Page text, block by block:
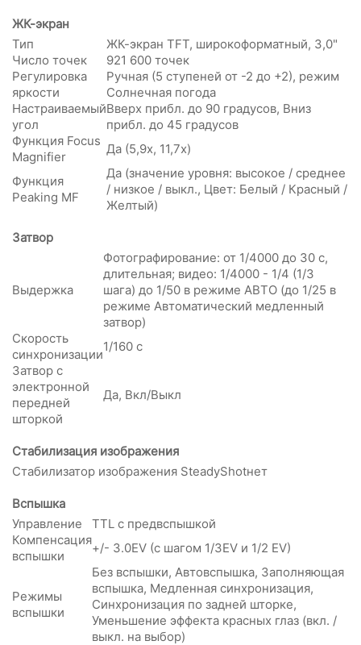
ЖК-экран
Тип
ЖК-экран TFT, широкоформатный, 3,0"
Число точек
921 600 точек
Регулировка
яркости
Ручная (5 ступеней от -2 до +2), режим
Солнечная погода
Настраиваемый
угол
Вверх прибл. до 90 градусов, Вниз
прибл. до 45 градусов
Функция Focus
Magnifier
Да (5,9x, 11,7x)
Функция
Peaking MF
Да (значение уровня: высокое / среднее
/ низкое / выкл., Цвет: Белый / Красный /
Желтый)
Затвор
Выдержка
Фотографирование: от 1/4000 до 30 с,
длительная; видео: 1/4000 - 1/4 (1/3
шага) до 1/50 в режиме АВТО (до 1/25 в
режиме Автоматический медленный
затвор)
Скорость
синхронизации
1/160 с
Затвор с
электронной
передней
шторкой
Да, Вкл/Выкл
Стабилизация изображения
Стабилизатор изображения SteadyShotнет
Вспышка
Управление
TTL с предвспышкой
Компенсация
вспышки
+/- 3.0EV (с шагом 1/3EV и 1/2 EV)
Режимы
вспышки
Без вспышки, Автовспышка, Заполняющая
вспышка, Медленная синхронизация,
Синхронизация по задней шторке,
Уменьшение эффекта красных глаз (вкл. /
выкл. на выбор)